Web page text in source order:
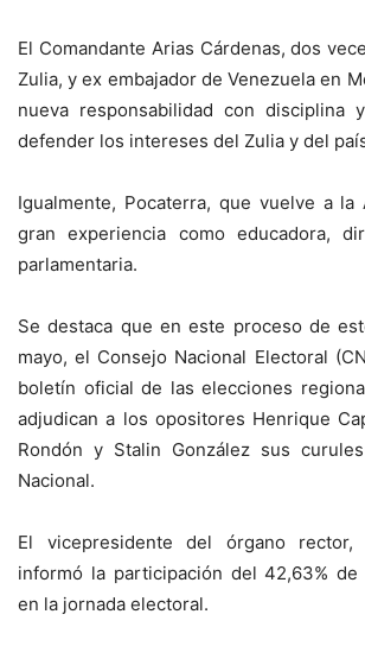
El Comandante Arias Cárdenas, dos
Zulia, y ex embajador de Venezuela en
nueva responsabilidad con disciplina
defender los intereses del Zulia y del
Igualmente, Pocaterra, que vuelve a la
gran experiencia como educadora,
parlamentaria.
Se destaca que en este proceso de
mayo, el Consejo Nacional Electoral
boletín oficial de las elecciones
adjudican a los opositores Henrique
Rondón y Stalin González sus
Nacional.
El vicepresidente del órgano rector,
informó la participación del 42,63% de
en la jornada electoral.